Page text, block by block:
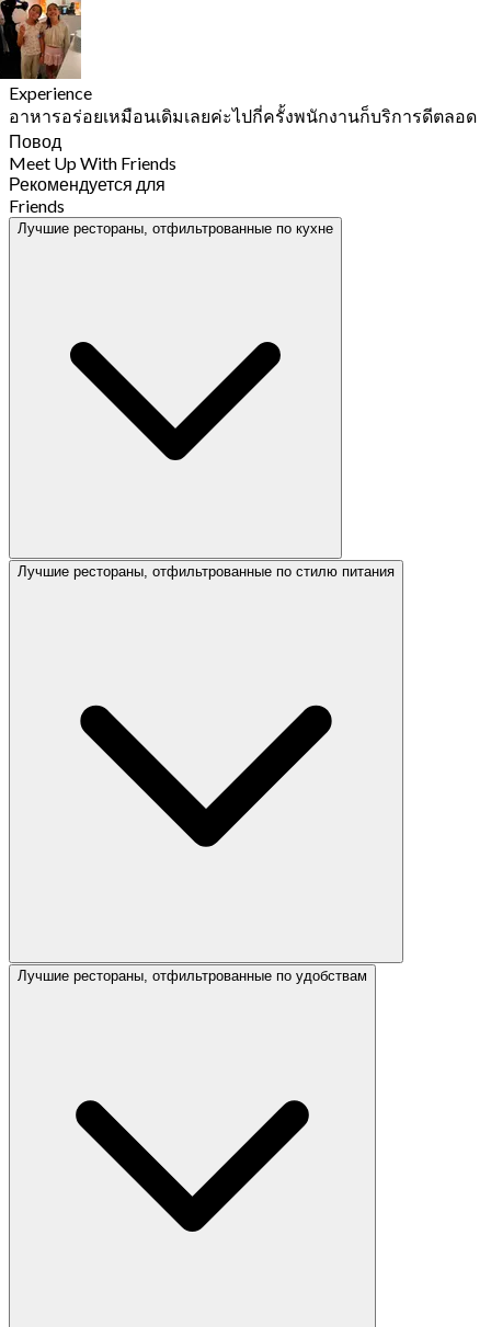
Experience
อาหารอร่อยเหมือนเดิมเลยค่ะไปกี่ครั้งพนักงานก็บริการดีตลอด
Повод
Meet Up With Friends
Рекомендуется для
Friends
Лучшие рестораны, отфильтрованные по кухне
Лучшие рестораны, отфильтрованные по стилю питания
Лучшие рестораны, отфильтрованные по удобствам